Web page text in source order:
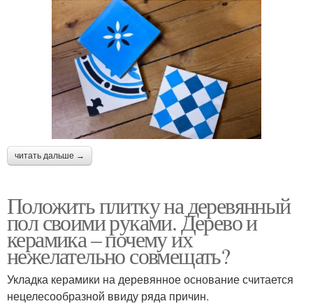
читать дальше →
Положить плитку на деревянный
пол своими руками. Дерево и
керамика – почему их
нежелательно совмещать?
Укладка керамики на деревянное основание считается
нецелесообразной ввиду ряда причин.